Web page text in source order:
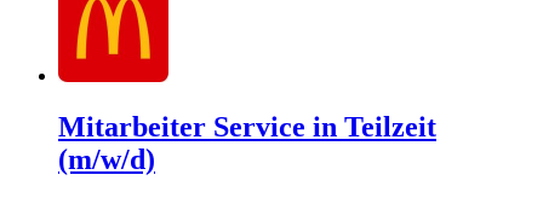
Mitarbeiter Service in Teilzeit
(m/w/d)